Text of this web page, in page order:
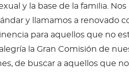
y la base de la familia.
y llamamos a renovado
para aquellos que no
la Gran Comisión de
de buscar a aquellos que